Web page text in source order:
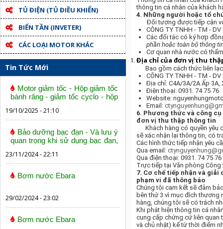
TỦ ĐIỆN (TỦ ĐIỀU KHIỂN)
BIẾN TẦN (INVETER)
CÁC LOẠI MOTOR KHÁC
Tin Tức Mới
Motor giảm tốc - Hộp giảm tốc
bánh răng - giảm tốc cyclo - hộp
19/10/2025 - 21:10
Bảo dưỡng bạc đạn - Và lưu ý
quan trọng khi sử dụng bạc đạn,
23/11/2024 - 22:11
Bơm nước Ebara
29/02/2024 - 23:02
Bơm nước Ebara
thông tin cá nhân của khách
4. Những người hoặc tổ
Đối tượng được tiếp cận với
CÔNG TY TNHH - TM -
Các đối tác có ký hợp
phần hoặc toàn bộ thông
Cơ quan nhà nước có
Địa chỉ của đơn vị thu
Bao gồm cách thức liên lạc
CÔNG TY TNHH - TM -
Địa chỉ: C4A/3A/2A Ấp 3A,
Điện thoại: 0931. 74 75 76
Website:
Email:
6. Phương thức và công
đơn vị thu thập thông tin
Khách hàng có quyền yêu
sẽ xác nhận lại thông tin, có
Các hình thức tiếp nhận yêu
Qua email:
Qua điện thoại: 0931. 74 75 76
Trực tiếp tại Văn phòng Công
7. Cơ chế tiếp nhận và
phạm vi đã thông báo
Chúng tôi cam kết sẽ đảm
bên thứ 3 vì mục đích thương
hàng, chúng tôi sẽ có trách
Khi phát hiện thông tin cá
cung cấp chứng cứ liên quan
và chủ nhật) kể từ thời điểm